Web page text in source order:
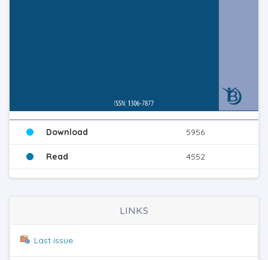
Download 5956
Read 4552
LINKS
Last issue